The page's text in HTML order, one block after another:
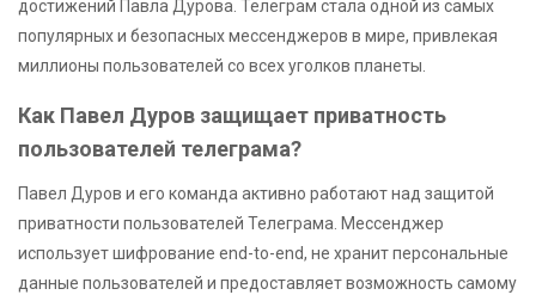
достижений Павла Дурова. Телеграм стала одной из самых
популярных и безопасных мессенджеров в мире, привлекая
миллионы пользователей со всех уголков планеты.
Как Павел Дуров защищает приватность
пользователей телеграма?
Павел Дуров и его команда активно работают над защитой
приватности пользователей Телеграма. Мессенджер
использует шифрование end-to-end, не хранит персональные
данные пользователей и предоставляет возможность самому